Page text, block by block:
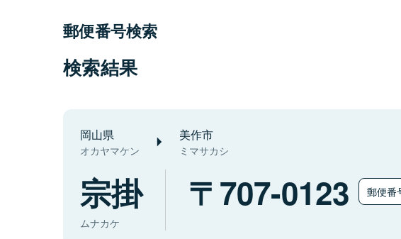
郵便番号検索
検索結果
岡山県
オカヤマケン
美作市
ミマサカシ
宗掛
ムナカケ
707-0123 郵便番